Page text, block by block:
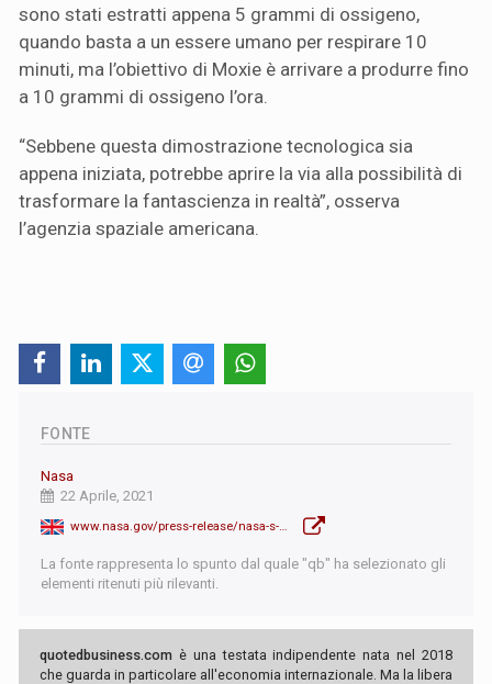
sono stati estratti appena 5 grammi di ossigeno,
quando basta a un essere umano per respirare 10
minuti, ma l’obiettivo di Moxie è arrivare a produrre fino
a 10 grammi di ossigeno l’ora.
“Sebbene questa dimostrazione tecnologica sia
appena iniziata, potrebbe aprire la via alla possibilità di
trasformare la fantascienza in realtà”, osserva
l’agenzia spaziale americana.
FONTE
Nasa
22 Aprile, 2021
www.nasa.gov/press-release/nasa-s-perseverance-mars-rover-extracts-first-oxygen-from-red-planet
La fonte rappresenta lo spunto dal quale "qb" ha selezionato gli
elementi ritenuti più rilevanti.
quotedbusiness.com è una testata indipendente nata nel 2018
che guarda in particolare all'economia internazionale. Ma la libera